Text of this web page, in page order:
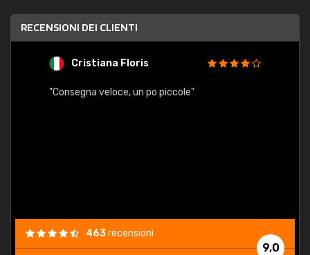
RECENSIONI DEI CLIENTI
Cristiana Floris
"Consegna veloce, un po piccole"
9,0
463recensioni